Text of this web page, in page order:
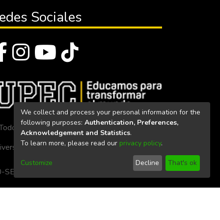
Sociales
los derechos reservados 2023
Politécnica Estatal del Carchi
SE-33-CACES-2020
We collect and process your personal information for the
following purposes: Authentication, Preferences,
Acknowledgement and Statistics.
To learn more, please read our privacy policy.
Customize Decline That's ok